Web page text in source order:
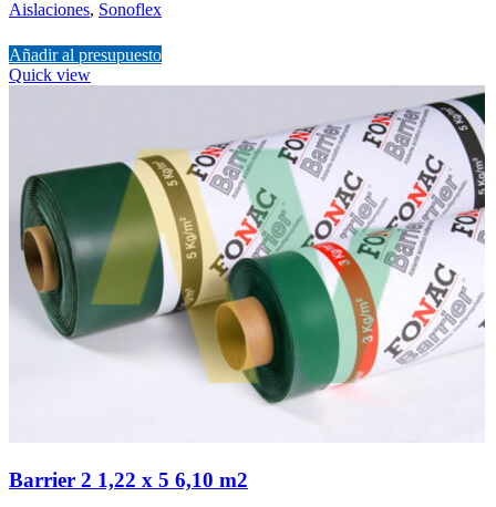
Aislaciones, Sonoflex
Añadir al presupuesto
Quick view
Barrier 2 1,22 x 5 6,10 m2